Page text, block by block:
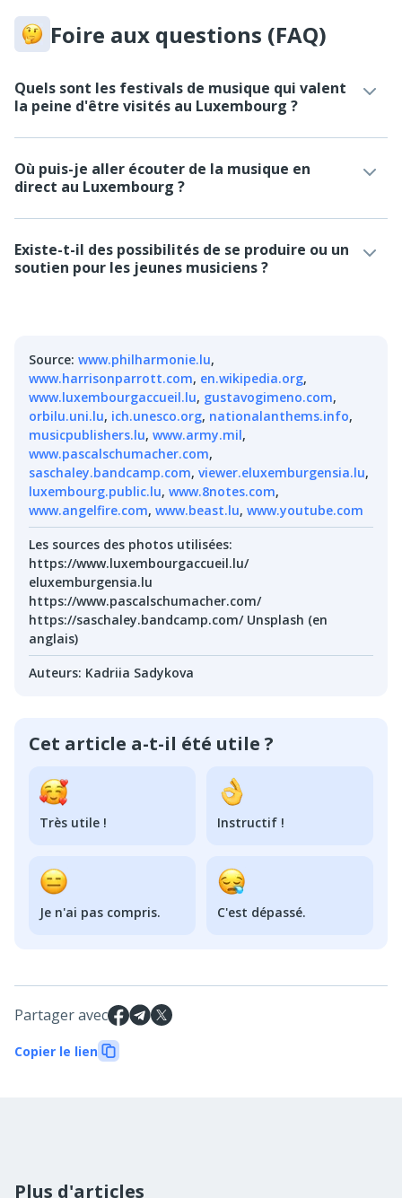
Foire aux questions (FAQ)
Quels sont les festivals de musique qui valent
la peine d'être visités au Luxembourg ?
Où puis-je aller écouter de la musique en
direct au Luxembourg ?
Existe-t-il des possibilités de se produire ou un
soutien pour les jeunes musiciens ?
Source: www.philharmonie.lu,
www.harrisonparrott.com, en.wikipedia.org,
www.luxembourgaccueil.lu, gustavogimeno.com,
orbilu.uni.lu, ich.unesco.org, nationalanthems.info,
musicpublishers.lu, www.army.mil,
www.pascalschumacher.com,
saschaley.bandcamp.com, viewer.eluxemburgensia.lu,
luxembourg.public.lu, www.8notes.com,
www.angelfire.com, www.beast.lu, www.youtube.com
Les sources des photos utilisées:
https://www.luxembourgaccueil.lu/
eluxemburgensia.lu
https://www.pascalschumacher.com/
https://saschaley.bandcamp.com/ Unsplash (en
anglais)
Auteurs: Kadriia Sadykova
Cet article a-t-il été utile ?
Très utile ! Instructif !
Je n'ai pas compris. C'est dépassé.
Partager avec
Copier le lien
Plus d'articles